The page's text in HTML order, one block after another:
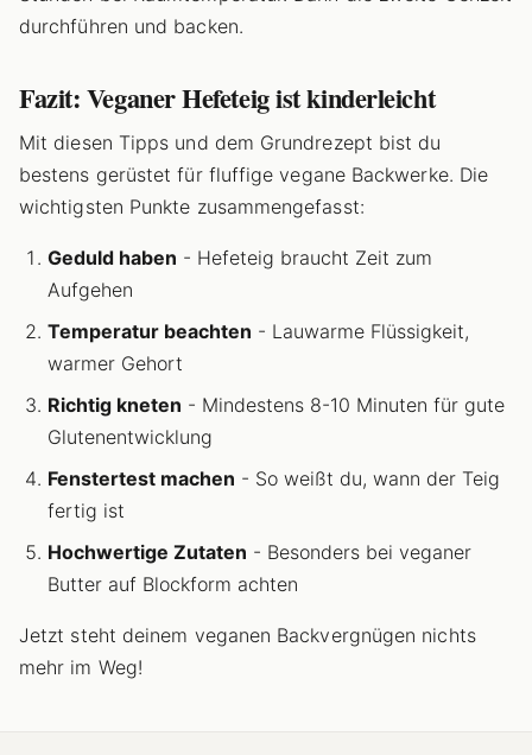
durchführen und backen.
Fazit: Veganer Hefeteig ist kinderleicht
Mit diesen Tipps und dem Grundrezept bist du
bestens gerüstet für fluffige vegane Backwerke. Die
wichtigsten Punkte zusammengefasst:
Geduld haben - Hefeteig braucht Zeit zum
Aufgehen
Temperatur beachten - Lauwarme Flüssigkeit,
warmer Gehort
Richtig kneten - Mindestens 8-10 Minuten für gute
Glutenentwicklung
Fenstertest machen - So weißt du, wann der Teig
fertig ist
Hochwertige Zutaten - Besonders bei veganer
Butter auf Blockform achten
Jetzt steht deinem veganen Backvergnügen nichts
mehr im Weg!